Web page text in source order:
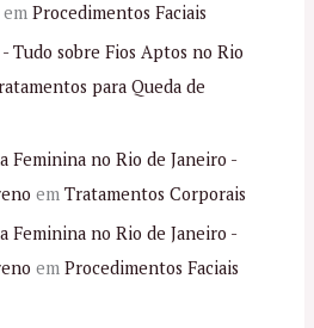
em Procedimentos Faciais
Tudo sobre Fios Aptos no Rio
para Queda de
Feminina no Rio de Janeiro -
em Tratamentos Corporais
Feminina no Rio de Janeiro -
em Procedimentos Faciais